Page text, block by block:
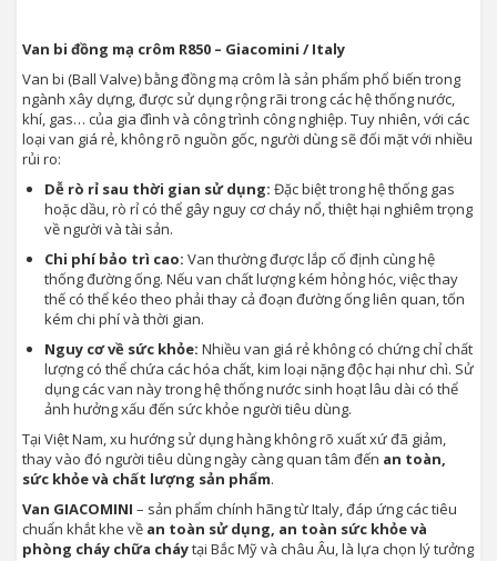
Van bi đồng mạ crôm R850 – Giacomini / Italy
Van bi (Ball Valve) bằng đồng mạ crôm là sản phẩm phổ biến trong
ngành xây dựng, được sử dụng rộng rãi trong các hệ thống nước,
khí, gas… của gia đình và công trình công nghiệp. Tuy nhiên, với các
loại van giá rẻ, không rõ nguồn gốc, người dùng sẽ đối mặt với nhiều
rủi ro:
Dễ rò rỉ sau thời gian sử dụng: Đặc biệt trong hệ thống gas
hoặc dầu, rò rỉ có thể gây nguy cơ cháy nổ, thiệt hại nghiêm trọng
về người và tài sản.
Chi phí bảo trì cao: Van thường được lắp cố định cùng hệ
thống đường ống. Nếu van chất lượng kém hỏng hóc, việc thay
thế có thể kéo theo phải thay cả đoạn đường ống liên quan, tốn
kém chi phí và thời gian.
Nguy cơ về sức khỏe: Nhiều van giá rẻ không có chứng chỉ chất
lượng có thể chứa các hóa chất, kim loại nặng độc hại như chì. Sử
dụng các van này trong hệ thống nước sinh hoạt lâu dài có thể
ảnh hưởng xấu đến sức khỏe người tiêu dùng.
Tại Việt Nam, xu hướng sử dụng hàng không rõ xuất xứ đã giảm,
thay vào đó người tiêu dùng ngày càng quan tâm đến an toàn,
sức khỏe và chất lượng sản phẩm.
Van GIACOMINI – sản phẩm chính hãng từ Italy, đáp ứng các tiêu
chuẩn khắt khe về an toàn sử dụng, an toàn sức khỏe và
phòng cháy chữa cháytại Bắc Mỹ và châu Âu, là lựa chọn lý tưởng